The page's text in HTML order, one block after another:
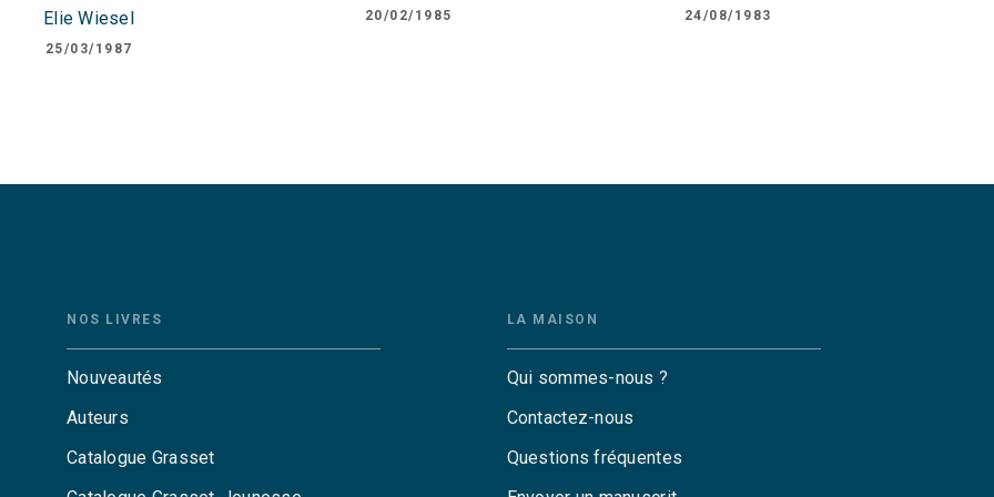
Elie Wiesel
25/03/1987
20/02/1985 24/08/1983
NOS LIVRES
Nouveautés
Auteurs
Catalogue Grasset
LA MAISON
Qui sommes-nous ?
Contactez-nous
Questions fréquentes